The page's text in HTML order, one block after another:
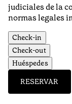
judiciales de la
normas legales
Check-in
Check-out
Huéspedes
RESERVAR